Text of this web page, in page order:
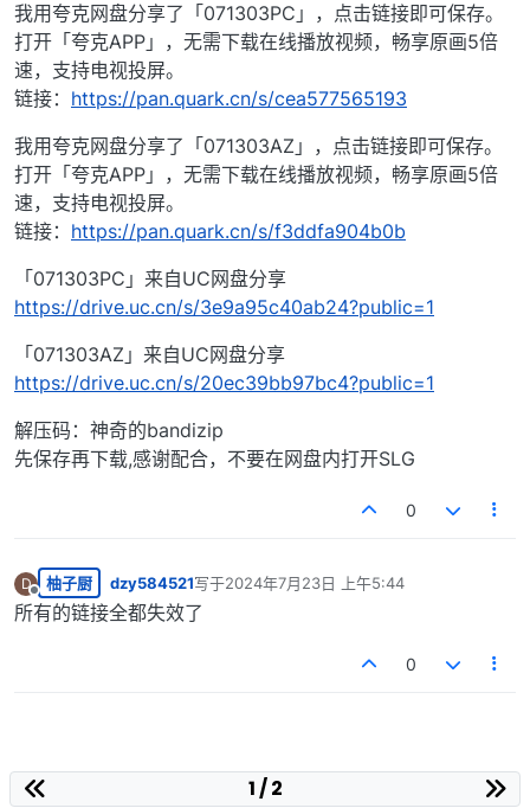
我用夸克网盘分享了「071303PC」，点击链接即可保存。
打开「夸克APP」，无需下载在线播放视频，畅享原画5倍
速，支持电视投屏。
链接： https://pan.quark.cn/s/cea577565193
我用夸克网盘分享了「071303AZ」，点击链接即可保存。
打开「夸克APP」，无需下载在线播放视频，畅享原画5倍
速，支持电视投屏。
链接： https://pan.quark.cn/s/f3ddfa904b0b
「071303PC」来自UC网盘分享
https://drive.uc.cn/s/3e9a95c40ab24?public=1
「071303AZ」来自UC网盘分享
https://drive.uc.cn/s/20ec39bb97bc4?public=1
解压码：神奇的bandizip
先保存再下载,感谢配合，不要在网盘内打开SLG
0
D
离线
柚子厨 dzy584521写于2024年7月23日 上午5:44
最后由 编辑
所有的链接全都失效了
0
1 / 2